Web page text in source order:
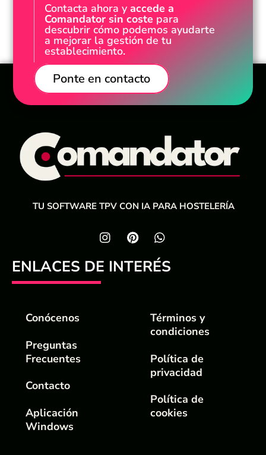
Contacta ahora yaccede a
Comandator sin coste para
descubrir cómo podemos ayudarte
a mejorar la gestión de tu
establecimiento.
Ponte en contacto
TU SOFTWARE TPV CON IA PARA HOSTELERÍA
ENLACES DE INTERÉS
Conócenos
Preguntas
Frecuentes
Contacto
Aplicación
Windows
Términos y
condiciones
Política de
privacidad
Política de
cookies